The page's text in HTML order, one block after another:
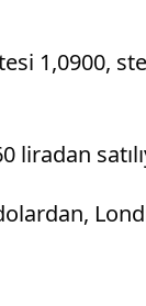
1,0900,
liradan